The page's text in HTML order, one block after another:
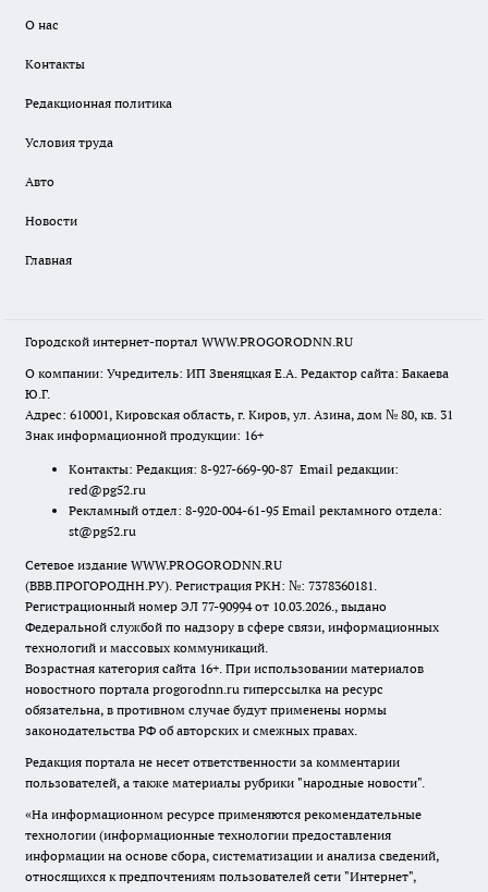
О нас
Контакты
Редакционная политика
Условия труда
Авто
Новости
Главная
Городской интернет-портал WWW.PROGORODNN.RU
О компании: Учредитель: ИП Звеняцкая Е.А. Редактор сайта: Бакаева
Ю.Г.
Адрес: 610001, Кировская область, г. Киров, ул. Азина, дом № 80, кв. 31
Знак информационной продукции: 16+
Контакты: Редакция: 8-927-669-90-87 Email редакции:
red@pg52.ru
Рекламный отдел: 8-920-004-61-95 Email рекламного отдела:
st@pg52.ru
Сетевое издание WWW.PROGORODNN.RU
(ВВВ.ПРОГОРОДНН.РУ). Регистрация РКН: №: 7378360181.
Регистрационный номер ЭЛ 77-90994 от 10.03.2026., выдано
Федеральной службой по надзору в сфере связи, информационных
технологий и массовых коммуникаций.
Возрастная категория сайта 16+. При использовании материалов
новостного портала progorodnn.ru гиперссылка на ресурс
обязательна, в противном случае будут применены нормы
законодательства РФ об авторских и смежных правах.
Редакция портала не несет ответственности за комментарии
пользователей, а также материалы рубрики "народные новости".
«На информационном ресурсе применяются рекомендательные
технологии (информационные технологии предоставления
информации на основе сбора, систематизации и анализа сведений,
относящихся к предпочтениям пользователей сети "Интернет",